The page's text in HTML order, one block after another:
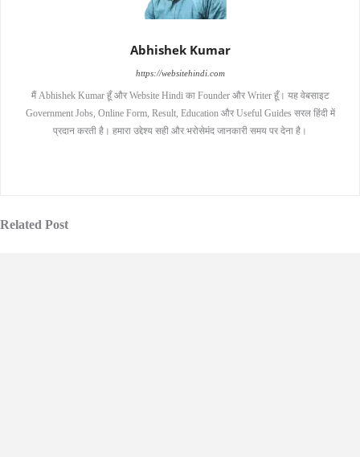
Abhishek Kumar
https://websitehindi.com
मैं Abhishek Kumar हूँ और Website Hindi का Founder और Writer हूँ। यह वेबसाइट
Government Jobs, Online Form, Result, Education और Useful Guides सरल हिंदी में
प्रदान करती है। हमारा उद्देश्य सही और भरोसेमंद जानकारी समय पर देना है।
Related Post